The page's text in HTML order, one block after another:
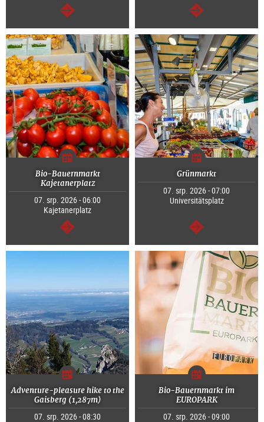
continue continue
Bio-Bauernmarkt
Kajetanerplatz
07. srp. 2026 - 06:00
Kajetanerplatz
continue
Grünmarkt
07. srp. 2026 - 07:00
Universitätsplatz
continue
Adventure-pleasure hike to the
Gaisberg (1,287m)
07. srp. 2026 - 08:30
Bio-Bauernmarkt im
EUROPARK
07. srp. 2026 - 09:00